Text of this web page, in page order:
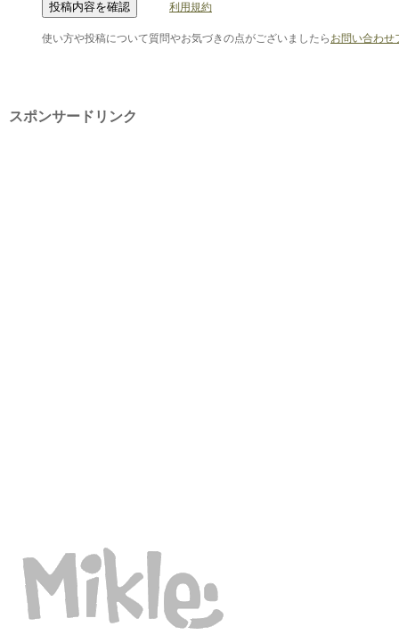
利用規約
使い方や投稿について質問やお気づきの点がございましたら お問い合わせ
スポンサードリンク